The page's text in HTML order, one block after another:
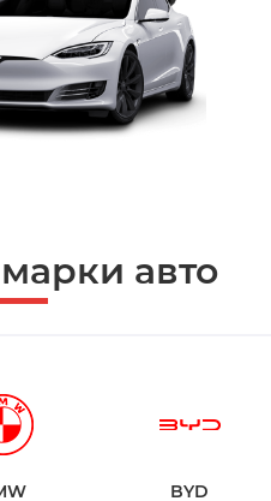
авто
BYD